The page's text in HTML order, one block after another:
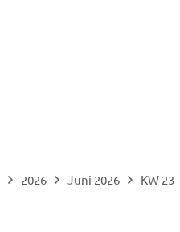
2026 Juni 2026 KW 23